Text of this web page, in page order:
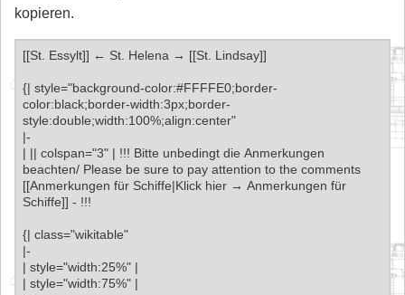
kopieren.